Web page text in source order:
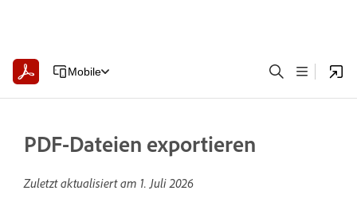
Mobile
PDF-Dateien exportieren
Zuletzt aktualisiert am 1. Juli 2026